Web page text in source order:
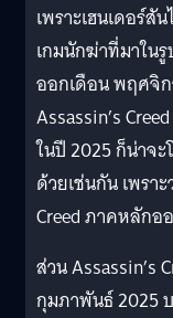
เพราะเฮนเดอร์สั
เกมนักฆ่าที่มาใน
ออกเดือน พฤศจิ
Assassin’s
ในปี 2025 ก็น่าจ
ด้วยเช่นกัน เพรา
Creed ภาคหลักอ
ส่วน Assassin’s
กุมภาพันธ์ 2025 บ